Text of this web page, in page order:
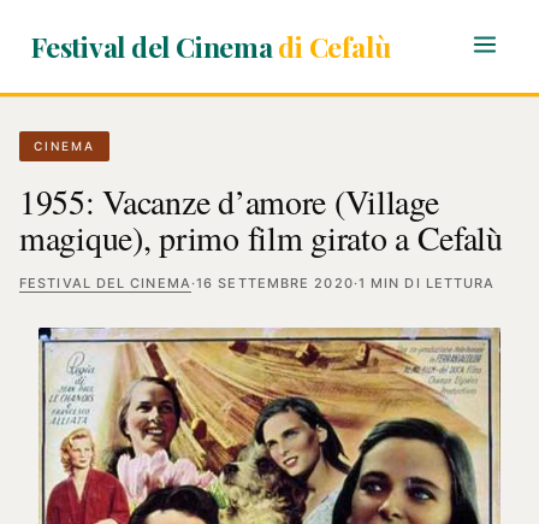
Festival del Cinemadi Cefalù
CINEMA
1955: Vacanze d’amore (Village
magique), primo film girato a Cefalù
FESTIVAL DEL CINEMA·16 SETTEMBRE 2020·1 MIN DI LETTURA